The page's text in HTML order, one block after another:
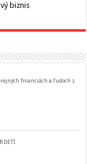
biznis
financiách a ľudoch z
DETÍ